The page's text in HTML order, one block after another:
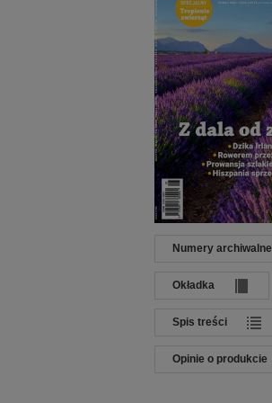
Numery archiwalne
Okładka
Spis treści
Opinie o produkcie